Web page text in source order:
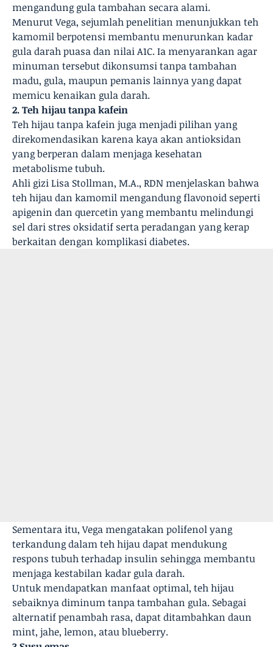
mengandung gula tambahan secara alami.
Menurut Vega, sejumlah penelitian menunjukkan teh
kamomil berpotensi membantu menurunkan kadar
gula darah puasa dan nilai A1C. Ia menyarankan agar
minuman tersebut dikonsumsi tanpa tambahan
madu, gula, maupun pemanis lainnya yang dapat
memicu kenaikan gula darah.
2. Teh hijau tanpa kafein
Teh hijau tanpa kafein juga menjadi pilihan yang
direkomendasikan karena kaya akan antioksidan
yang berperan dalam menjaga kesehatan
metabolisme tubuh.
Ahli gizi Lisa Stollman, M.A., RDN menjelaskan bahwa
teh hijau dan kamomil mengandung flavonoid seperti
apigenin dan quercetin yang membantu melindungi
sel dari stres oksidatif serta peradangan yang kerap
berkaitan dengan komplikasi diabetes.
Sementara itu, Vega mengatakan polifenol yang
terkandung dalam teh hijau dapat mendukung
respons tubuh terhadap insulin sehingga membantu
menjaga kestabilan kadar gula darah.
Untuk mendapatkan manfaat optimal, teh hijau
sebaiknya diminum tanpa tambahan gula. Sebagai
alternatif penambah rasa, dapat ditambahkan daun
mint, jahe, lemon, atau blueberry.